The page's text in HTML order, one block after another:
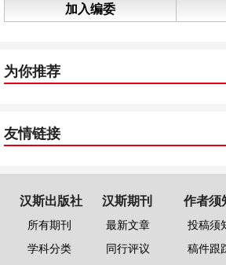
加入编委
为你推荐
友情链接
汉斯出版社
所有期刊
学科分类
汉斯期刊
最新文章
同行评议
作者须
投稿须
稿件跟